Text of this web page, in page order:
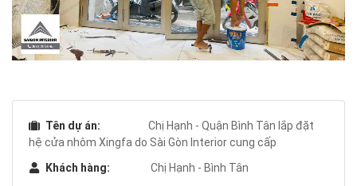
Tên dự án:
Chị Hạnh - Quận Bình Tân lắp đặt
hệ cửa nhôm Xingfa do Sài Gòn Interior cung cấp
Khách hàng:
Chị Hạnh - Bình Tân